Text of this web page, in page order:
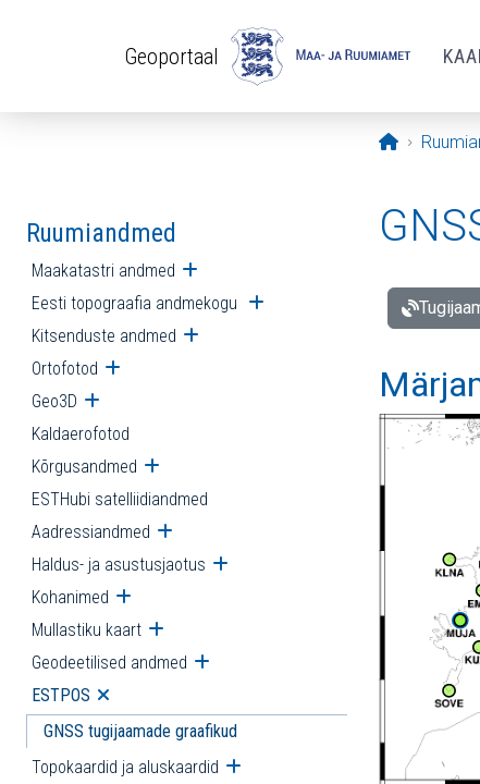
Geoportaal
Avaleht
Ruumiandmed
Maakatastri andmed Ava alammenüü
Eesti topograafia andmekogu Ava alammenüü
Kitsenduste andmed Ava alammenüü
Ortofotod Ava alammenüü
Geo3D Ava alammenüü
Kaldaerofotod
Kõrgusandmed Ava alammenüü
ESTHubi satelliidiandmed
Aadressiandmed Ava alammenüü
Haldus- ja asustusjaotus Ava alammenüü
Kohanimed Ava alammenüü
Mullastiku kaart Ava alammenüü
Geodeetilised andmed Ava alammenüü
ESTPOS Ava alammenüü
GNSS tugijaamade graafikud
Topokaardid ja aluskaardid Ava alammenüü